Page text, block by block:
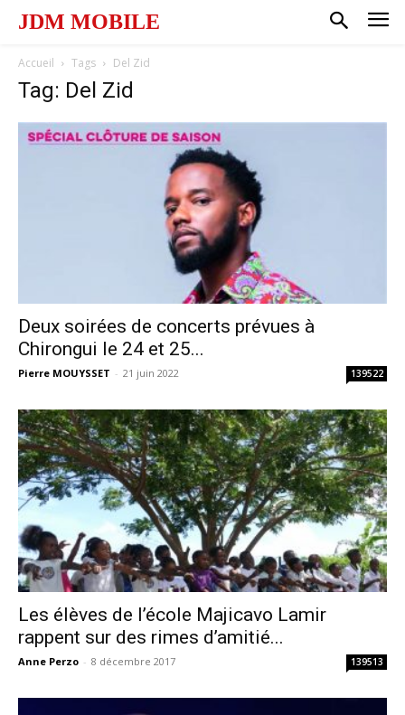
JDM MOBILE
Accueil Tags Del Zid
Tag: Del Zid
Deux soirées de concerts prévues à
Chirongui le 24 et 25...
Pierre MOUYSSET - 21 juin 2022 139522
Les élèves de l’école Majicavo Lamir
rappent sur des rimes d’amitié...
Anne Perzo - 8 décembre 2017 139513